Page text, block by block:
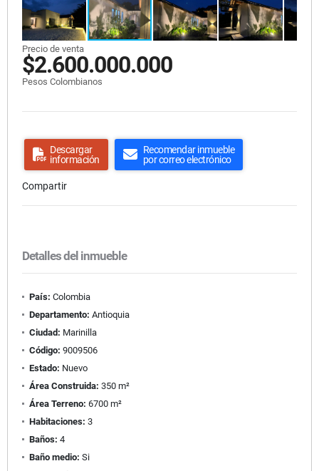
Precio de venta
$2.600.000.000
Pesos Colombianos
Descargar
información
Recomendar inmueble
por correo electrónico
Compartir
Detalles del inmueble
País: Colombia
Departamento: Antioquia
Ciudad: Marinilla
Código: 9009506
Estado: Nuevo
Área Construida: 350 m²
Área Terreno: 6700 m²
Habitaciones: 3
Baños: 4
Baño medio: Si